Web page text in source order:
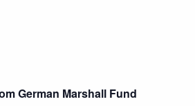
German Marshall Fund